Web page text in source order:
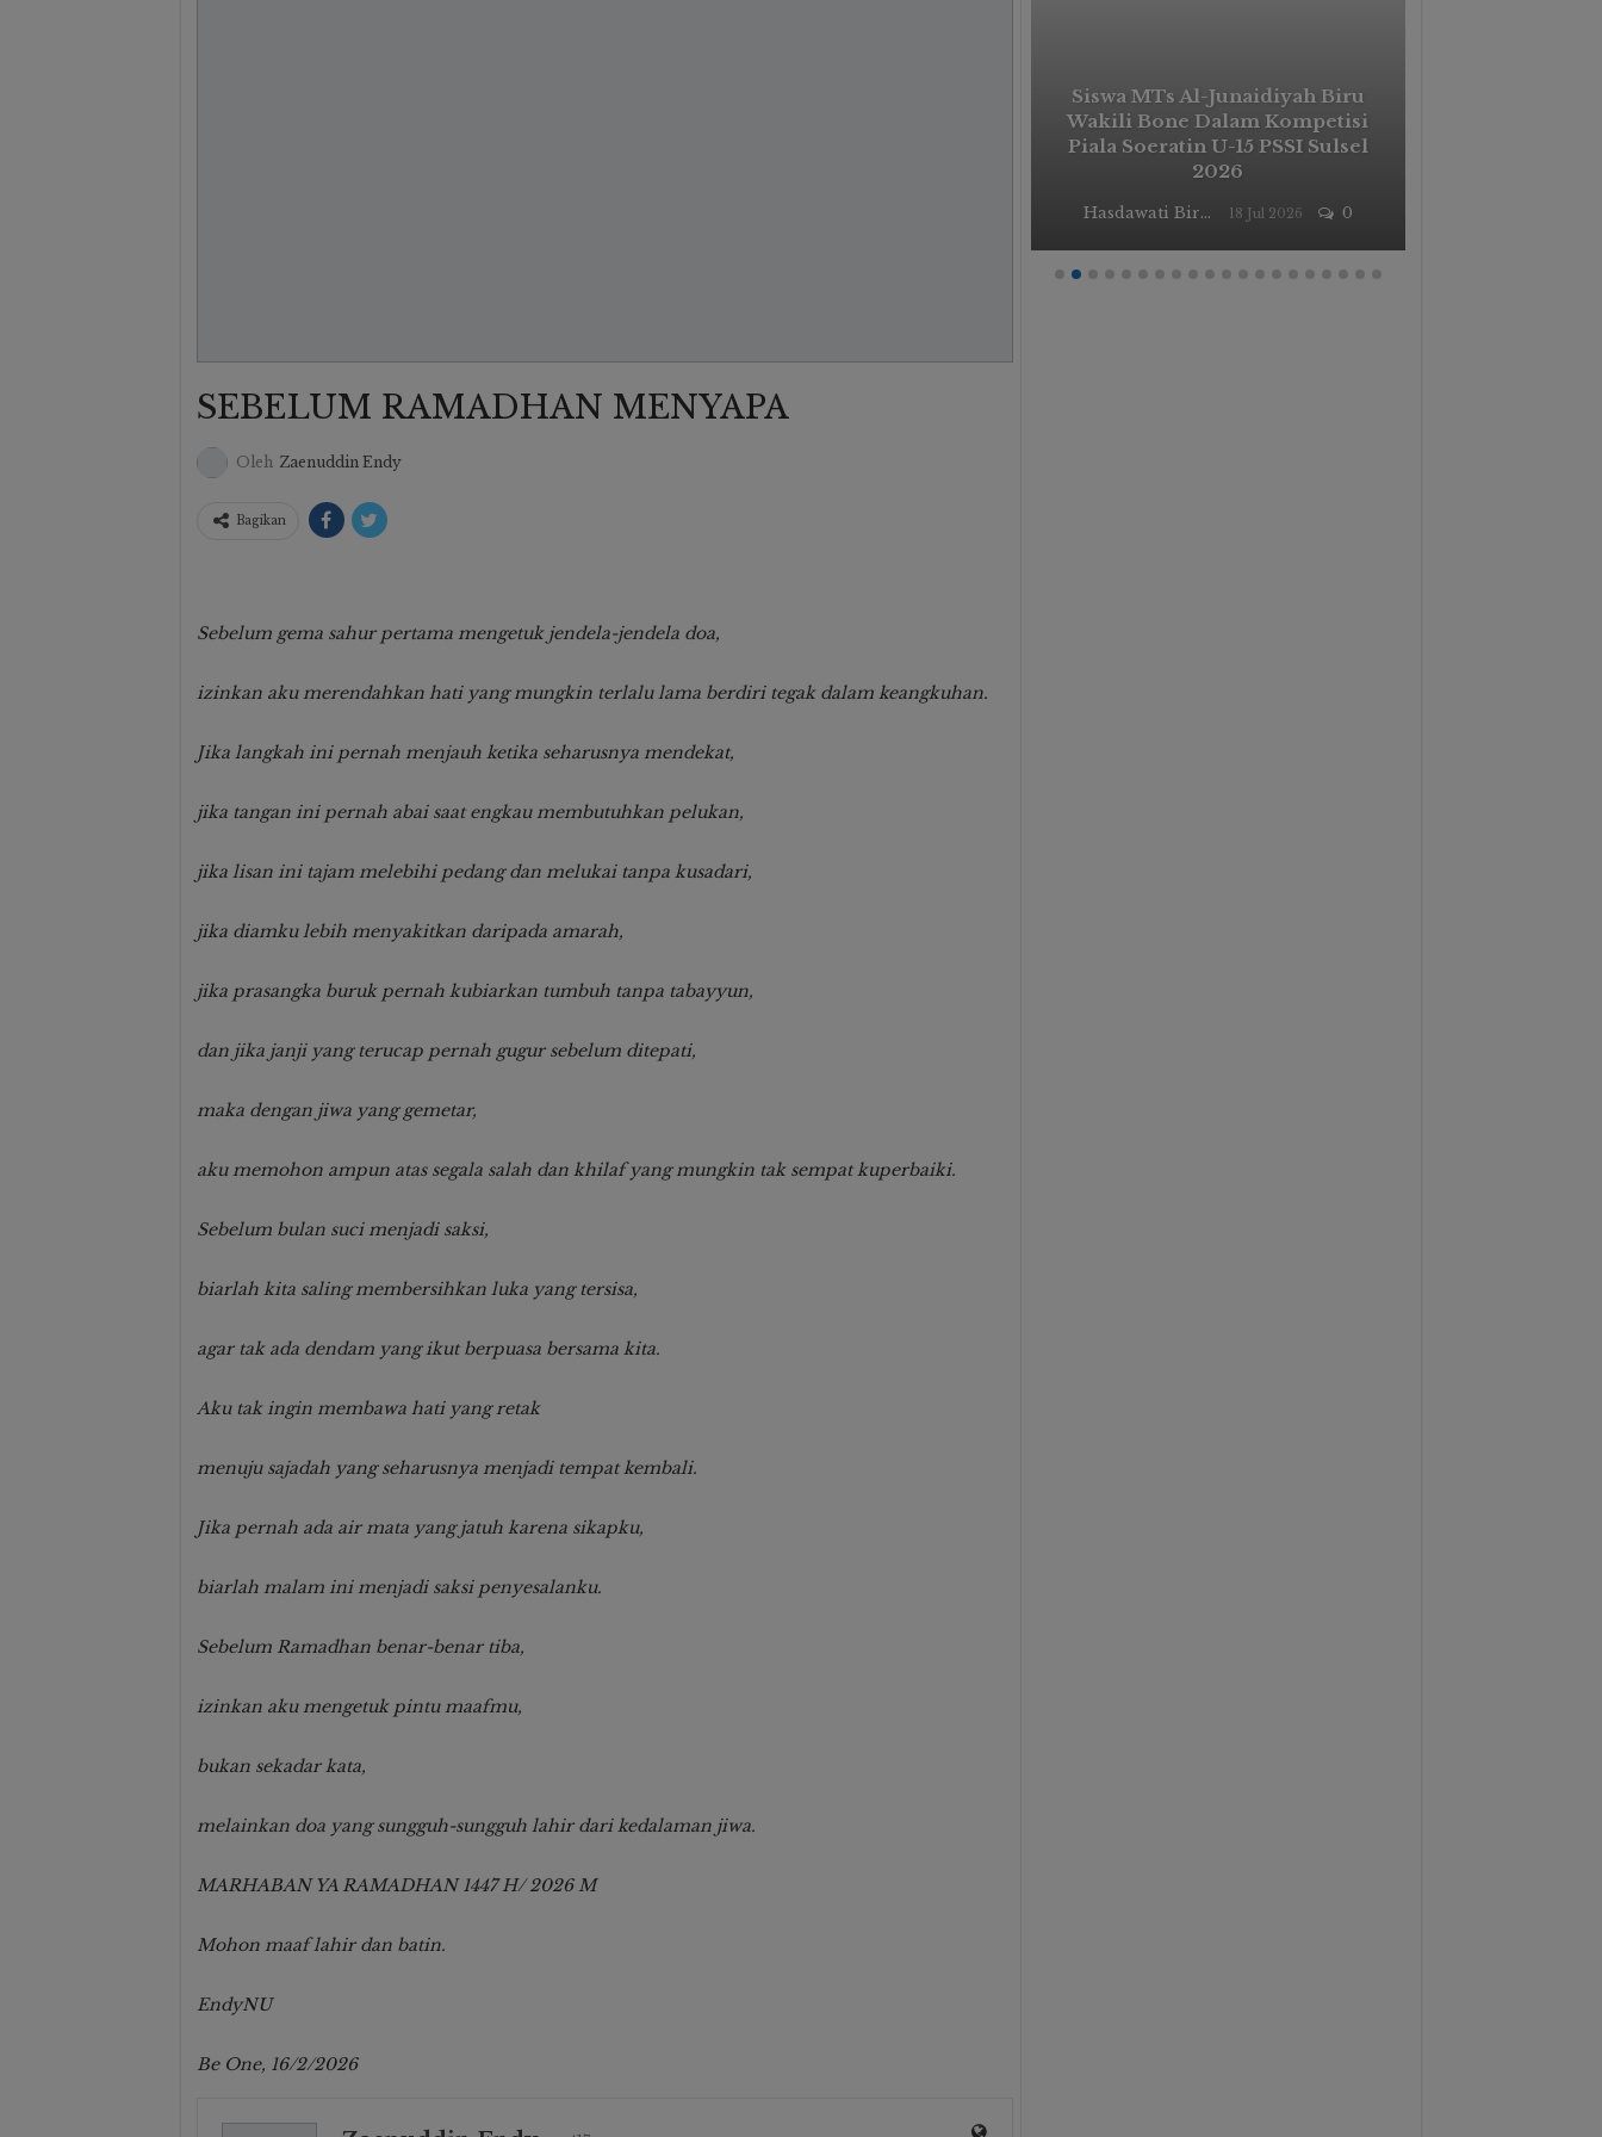
SEBELUM RAMADHAN MENYAPA
Oleh Zaenuddin Endy
Bagikan
Sebelum gema sahur pertama mengetuk jendela-jendela doa,
izinkan aku merendahkan hati yang mungkin terlalu lama berdiri tegak dalam keangkuhan.
Jika langkah ini pernah menjauh ketika seharusnya mendekat,
jika tangan ini pernah abai saat engkau membutuhkan pelukan,
jika lisan ini tajam melebihi pedang dan melukai tanpa kusadari,
jika diamku lebih menyakitkan daripada amarah,
jika prasangka buruk pernah kubiarkan tumbuh tanpa tabayyun,
dan jika janji yang terucap pernah gugur sebelum ditepati,
maka dengan jiwa yang gemetar,
aku memohon ampun atas segala salah dan khilaf yang mungkin tak sempat kuperbaiki.
Sebelum bulan suci menjadi saksi,
biarlah kita saling membersihkan luka yang tersisa,
agar tak ada dendam yang ikut berpuasa bersama kita.
Aku tak ingin membawa hati yang retak
menuju sajadah yang seharusnya menjadi tempat kembali.
Jika pernah ada air mata yang jatuh karena sikapku,
biarlah malam ini menjadi saksi penyesalanku.
Sebelum Ramadhan benar-benar tiba,
izinkan aku mengetuk pintu maafmu,
bukan sekadar kata,
melainkan doa yang sungguh-sungguh lahir dari kedalaman jiwa.
MARHABAN YA RAMADHAN 1447 H/ 2026 M
Mohon maaf lahir dan batin.
EndyNU
Be One, 16/2/2026
Siswa MTs Al-Junaidiyah Biru
Wakili Bone Dalam Kompetisi
Piala Soeratin U-15 PSSI Sulsel
2026
Hasdawati Biru 18 Jul 2026 0